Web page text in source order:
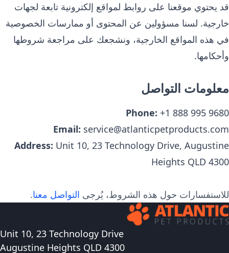
قد يحتوي موقعنا على روابط لمواقع إلكترونية تابعة لجهات
خارجية. لسنا مسؤولين عن المحتوى أو ممارسات الخصوصية
في هذه المواقع الخارجية، ونشجعك على مراجعة شروطها
وأحكامها.
معلومات التواصل
Phone: +1 888 995 9680
Email: service@atlanticpetproducts.com
Address: Unit 10, 23 Technology Drive, Augustine
Heights QLD 4300
للاستفسارات حول هذه الشروط، يُرجى التواصل معنا.
Unit 10, 23 Technology Drive
Augustine Heights QLD 4300